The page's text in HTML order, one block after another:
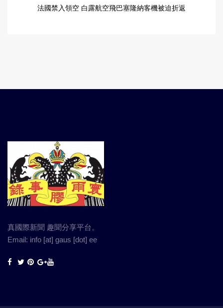
法國禁入領空 白露航空飛巴塞隆納客機被迫折返
真國際新聞 趣聞分享平台。
Email: info [at] gaus [dot] ee